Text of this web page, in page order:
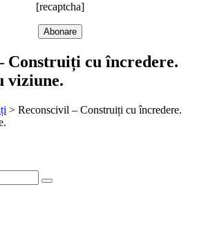
[recaptcha]
Construiți cu încredere.
viziune.
> Reconscivil – Construiți cu încredere.